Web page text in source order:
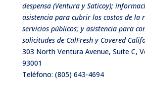
despensa (Ventura y Saticoy);
asistencia para cubrir los costos de la
servicios públicos; y asistencia para
solicitudes de CalFresh y Covered
303 North Ventura Avenue, Suite C,
93001
Teléfono: (805) 643-4694